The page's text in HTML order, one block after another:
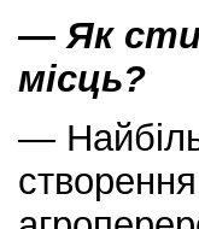
— Як
місць?
—